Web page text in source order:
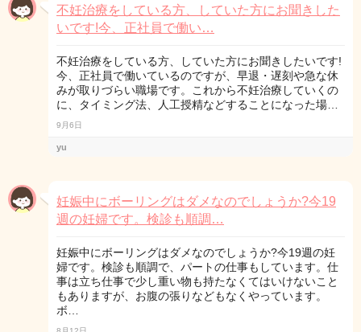
不妊治療をしている方、していた方にお聞きした
いです!今、正社員で働い…
不妊治療をしている方、していた方にお聞きしたいです!
今、正社員で働いているのですが、早退・遅刻や急な休
みが取りづらい職場です。これから不妊治療していくの
に、タイミング法、人工授精などすることになった場…
9月6日
yu
妊娠中にボーリングはダメなのでしょうか?今19
週の妊婦です。検診も順調…
妊娠中にボーリングはダメなのでしょうか?今19週の妊
婦です。検診も順調で、パートの仕事もしています。仕
事は立ち仕事で少し重い物も持たなくてはいけないこと
もありますが、お腹の張りなどもなくやっています。
ボ…